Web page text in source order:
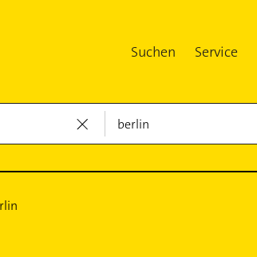
Suchen Service